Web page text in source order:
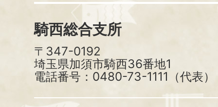
騎西総合支所
〒347-0192
埼玉県加須市騎西36番地1
電話番号：0480-73-1111（代表）